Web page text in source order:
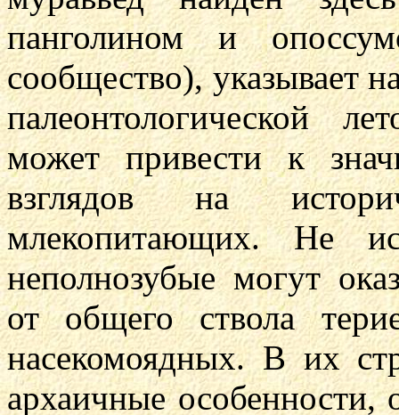
панголином и
сообщество), указывает
палеонтологической
может привести к
взглядов на
млекопитающих. Не
неполнозубые могут
от общего ствола
насекомоядных. В их
архаичные